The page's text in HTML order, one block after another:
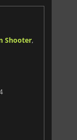
em
e nas
e
de
a cara
Shooter,